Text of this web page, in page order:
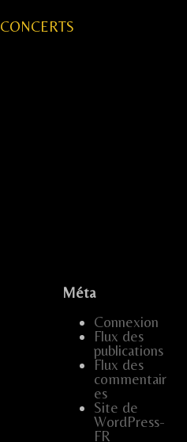
CONCERTS
Méta
Connexion
Flux des
publications
Flux des
commentair
es
Site de
WordPress-
FR